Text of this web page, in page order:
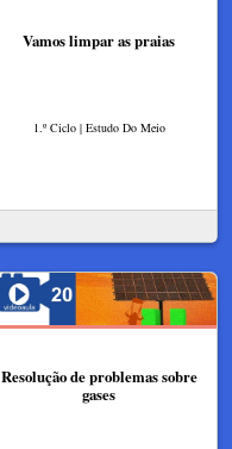
Vamos limpar as praias
1.º Ciclo | Estudo Do Meio
Resolução de problemas sobre
gases